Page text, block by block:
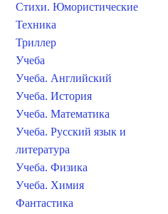
Стихи. Юмористические
Техника
Триллер
Учеба
Учеба. Английский
Учеба. История
Учеба. Математика
Учеба. Русский язык и
литература
Учеба. Физика
Учеба. Химия
Фантастика